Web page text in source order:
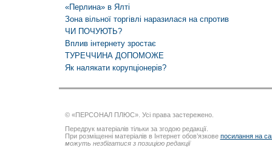
«Перлина» в Ялті
Зона вільної торгівлі наразилася на спротив
ЧИ ПОЧУЮТЬ?
Вплив інтернету зростає
ТУРЕЧЧИНА ДОПОМОЖЕ
Як налякати корупціонерів?
© «ПЕРСОНАЛ ПЛЮС». Усі права застережено.
Передрук матеріалів тільки за згодою редакції.
При розміщенні матеріалів в Інтернет обов’язкове посилання на
можуть незбігатися з позицією редакції